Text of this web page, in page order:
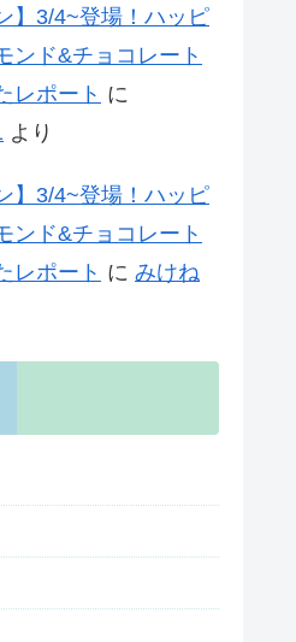
】3/4~登場！ハッピ
ンド&チョコレート
レポート に
より
】3/4~登場！ハッピ
ンド&チョコレート
レポート に みけね